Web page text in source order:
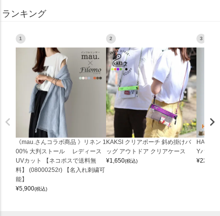
ランキング
1
《mau.さんコラボ商品 》リネン 1
00% 大判ストール レディース
UVカット 【ネコポスで送料無
料】 (08000252r) 【名入れ刺繍可
能】
¥5,900(税込)
2
KAKSI クリアポーチ 斜め掛けバ
ッグ アウトドア クリアケース
¥1,650(税込)
3
Yバッグ
¥22,000